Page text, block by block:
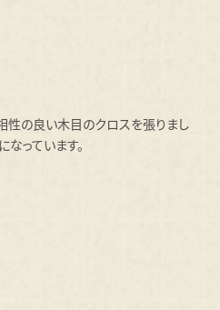
性の良い木目のクロスを張りまし
っています。